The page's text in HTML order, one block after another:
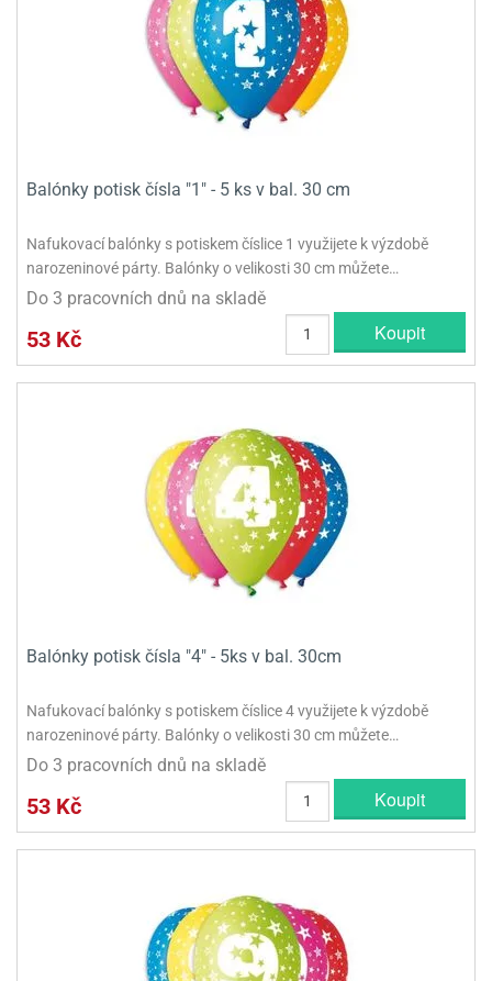
Balónky potisk čísla "1" - 5 ks v bal. 30 cm
Nafukovací balónky s potiskem číslice 1 využijete k výzdobě
narozeninové párty. Balónky o velikosti 30 cm můžete…
Do 3 pracovních dnů na skladě
53 Kč Koupit
Balónky potisk čísla "4" - 5ks v bal. 30cm
Nafukovací balónky s potiskem číslice 4 využijete k výzdobě
narozeninové párty. Balónky o velikosti 30 cm můžete…
Do 3 pracovních dnů na skladě
53 Kč Koupit